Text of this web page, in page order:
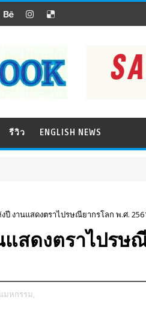
รีวิว ENGLISH NEWS
ปี งานแสดงตราไปรษณียากรโลก พ.ศ.
สดงตราไปรษ
มหกรรม,